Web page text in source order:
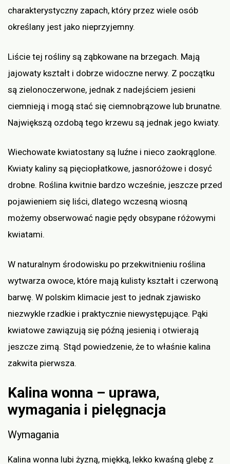
charakterystyczny zapach, który przez wiele osób
określany jest jako nieprzyjemny.
Liście tej rośliny są ząbkowane na brzegach. Mają
jajowaty kształt i dobrze widoczne nerwy. Z początku
są zielonoczerwone, jednak z nadejściem jesieni
ciemnieją i mogą stać się ciemnobrązowe lub brunatne.
Największą ozdobą tego krzewu są jednak jego kwiaty.
Wiechowate kwiatostany są luźne i nieco zaokrąglone.
Kwiaty kaliny są pięciopłatkowe, jasnoróżowe i dosyć
drobne. Roślina kwitnie bardzo wcześnie, jeszcze przed
pojawieniem się liści, dlatego wczesną wiosną
możemy obserwować nagie pędy obsypane różowymi
kwiatami.
W naturalnym środowisku po przekwitnieniu roślina
wytwarza owoce, które mają kulisty kształt i czerwoną
barwę. W polskim klimacie jest to jednak zjawisko
niezwykle rzadkie i praktycznie niewystępujące. Pąki
kwiatowe zawiązują się późną jesienią i otwierają
jeszcze zimą. Stąd powiedzenie, że to właśnie kalina
zakwita pierwsza.
Kalina wonna – uprawa,
wymagania i pielęgnacja
Wymagania
Kalina wonna lubi żyzną, miękką, lekko kwaśną glebę z